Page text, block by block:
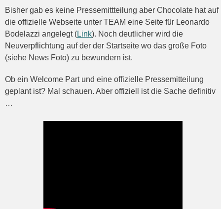
Bisher gab es keine Pressemittteilung aber Chocolate hat auf
die offizielle Webseite unter TEAM eine Seite für Leonardo
Bodelazzi angelegt (Link). Noch deutlicher wird die
Neuverpflichtung auf der der Startseite wo das große Foto
(siehe News Foto) zu bewundern ist.
Ob ein Welcome Part und eine offizielle Pressemitteilung
geplant ist? Mal schauen. Aber offiziell ist die Sache definitiv
…